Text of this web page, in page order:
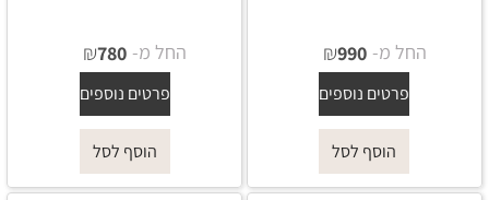
החל מ- ₪990
פרטים נוספים
הוסף לסל
החל מ- ₪780
פרטים נוספים
הוסף לסל